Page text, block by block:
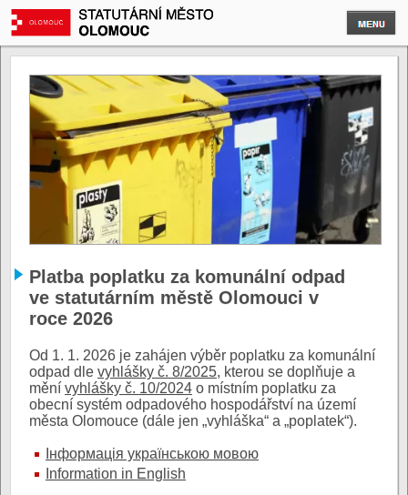
Platba poplatku za komunální odpad
ve statutárním městě Olomouci v
roce 2026
Od 1. 1. 2026 je zahájen výběr poplatku za komunální
odpad dle vyhlášky č. 8/2025, kterou se doplňuje a
mění vyhlášky č. 10/2024 o místním poplatku za
obecní systém odpadového hospodářství na území
města Olomouce (dále jen „vyhláška“ a „poplatek“).
Інформація українською мовою
Information in English